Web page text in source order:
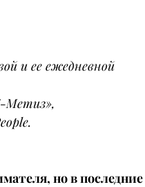
и ее ежедневной
Метиз»,
но в последние